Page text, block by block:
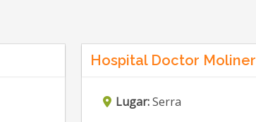
Hospital Doctor Moliner
Lugar:Serra